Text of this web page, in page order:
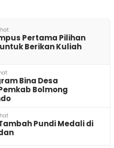
Pertama Pilihan
Berikan Kuliah
Bina Desa
Bolmong
Pundi Medali di